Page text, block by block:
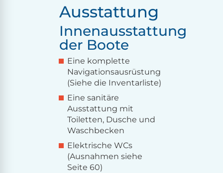
Ausstattung
Innenausstattung
der Boote
Eine komplette
Navigationsausrüstung
(Siehe die Inventarliste)
Eine sanitäre
Ausstattung mit
Toiletten, Dusche und
Waschbecken
Elektrische WCs
(Ausnahmen siehe
Seite 60)